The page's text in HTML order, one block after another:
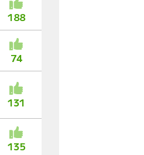
188
74
131
135